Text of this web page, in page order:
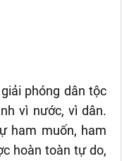
phóng dân tộc
vì nước, vì dân.
ham muốn, ham
hoàn toàn tự do,